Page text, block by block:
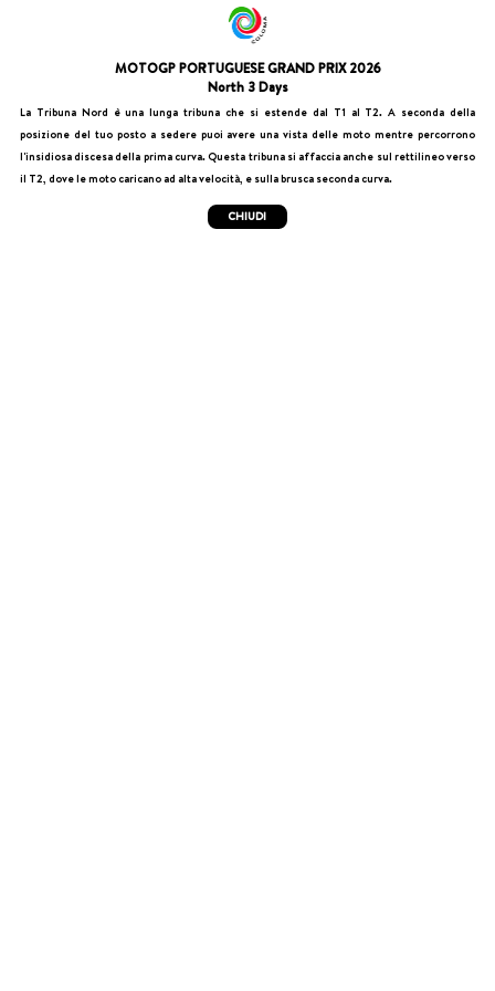
MOTOGP PORTUGUESE GRAND PRIX 2026
North 3 Days
La Tribuna Nord è una lunga tribuna che si estende dal T1 al T2. A seconda della
posizione del tuo posto a sedere puoi avere una vista delle moto mentre percorrono
l'insidiosa discesa della prima curva. Questa tribuna si affaccia anche sul rettilineo verso
il T2, dove le moto caricano ad alta velocità, e sulla brusca seconda curva.
CHIUDI